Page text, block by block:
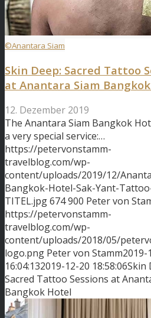
©Anantara Siam
Skin Deep: Sacred Tattoo
at Anantara Siam
12. Dezember 2019
The Anantara Siam Bangkok
a very special service:…
https://petervonstamm-
travelblog.com/wp-
content/uploads/2019/12/
Bangkok-Hotel-Sak-Yant-
TITEL.jpg674900 Peter von
https://petervonstamm-
travelblog.com/wp-
content/uploads/2018/05/
logo.png Peter von Stamm2019-
16:04:132019-12-20 18:58:06Skin
Sacred Tattoo Sessions at
Bangkok Hotel